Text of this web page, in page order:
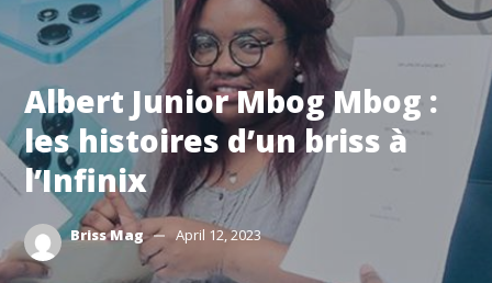
Albert Junior Mbog Mbog :
les histoires d’un briss à
l’Infinix
Briss Mag April 12, 2023